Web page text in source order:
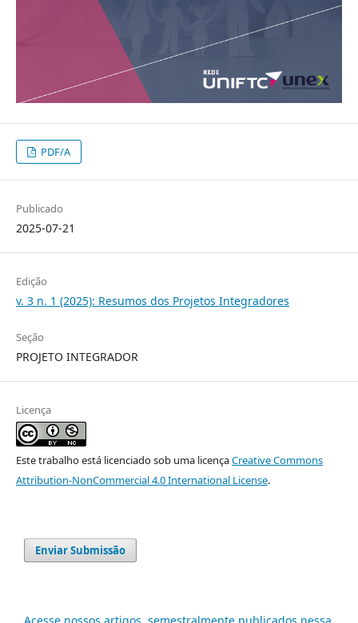
PDF/A
Publicado
2025-07-21
Edição
v. 3 n. 1 (2025): Resumos dos Projetos Integradores
Seção
PROJETO INTEGRADOR
Licença
Este trabalho está licenciado sob uma licençaCreative Commons
Attribution-NonCommercial 4.0 International License.
Enviar Submissão